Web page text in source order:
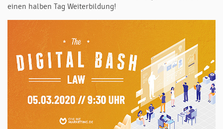
einen halben Tag Weiterbildung!